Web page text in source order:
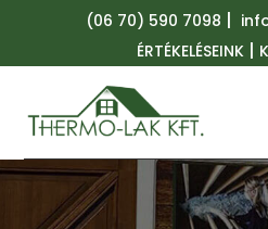
(06 70) 590 7098 |
ÉRTÉKELÉSEINK |